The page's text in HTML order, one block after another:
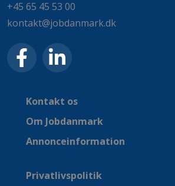
+45 65 45 53 00
kontakt@jobdanmark.dk
Kontakt os
Om Jobdanmark
Annonceinformation
Privatlivspolitik